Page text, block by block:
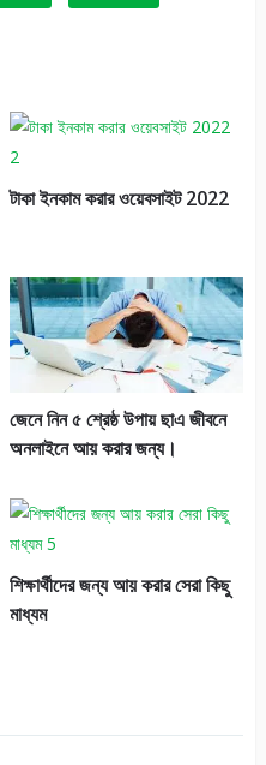
টাকা ইনকাম করার ওয়েবসাইট 2022
জেনে নিন ৫ শ্রেষ্ঠ উপায় ছাএ জীবনে
অনলাইনে আয় করার জন্য।
শিক্ষার্থীদের জন্য আয় করার সেরা কিছু
মাধ্যম